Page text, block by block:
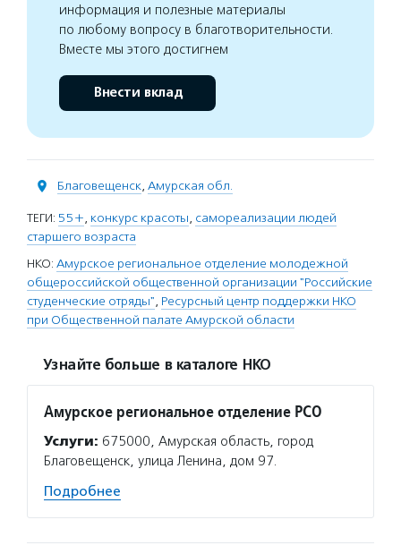
информация и полезные материалы
по любому вопросу в благотворительности.
Вместе мы этого достигнем
Внести вклад
Благовещенск, Амурская обл.
ТЕГИ: 55+, конкурс красоты, самореализации людей
старшего возраста
НКО: Амурское региональное отделение молодежной
общероссийской общественной организации "Российские
студенческие отряды", Ресурсный центр поддержки НКО
при Общественной палате Амурской области
Узнайте больше в каталоге НКО
Амурское региональное отделение РСО
Услуги: 675000, Амурская область, город
Благовещенск, улица Ленина, дом 97.
Подробнее